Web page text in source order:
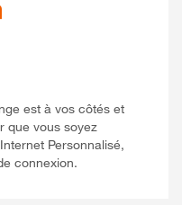
est à vos côtés et
que vous soyez
Personnalisé,
connexion.